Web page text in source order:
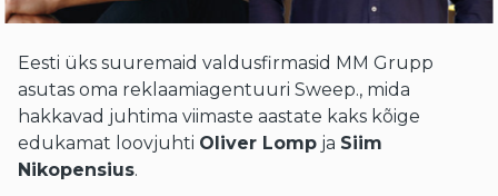
Eesti üks suuremaid valdusfirmasid MM Grupp
asutas oma reklaamiagentuuri Sweep., mida
hakkavad juhtima viimaste aastate kaks kõige
edukamat loovjuhti Oliver Lomp ja Siim
Nikopensius.